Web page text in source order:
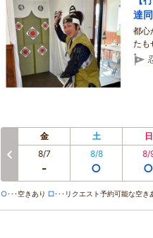
達
都心
たも
金 土 日
8/7
-
8/8
○
8/
○
○･･･空きあり □･･･リクエスト予約可能な空